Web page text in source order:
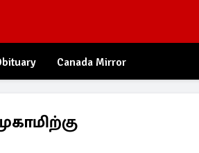
Canada Mirror